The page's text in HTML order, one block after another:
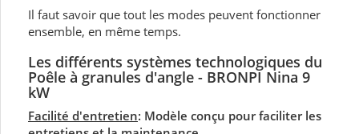
Il faut savoir que tout les modes peuvent fonctionner
ensemble, en même temps.
Les différents systèmes technologiques du
Poêle à granules d'angle - BRONPI Nina 9
kW
Facilité d'entretien: Modèle conçu pour faciliter les